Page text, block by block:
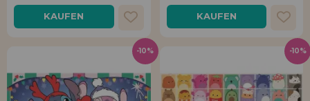
KAUFEN KAUFEN
-10% -10%